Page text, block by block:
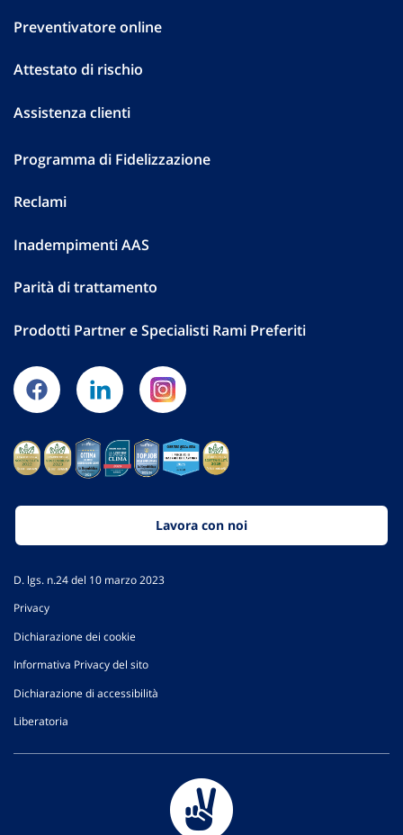
Preventivatore online
Attestato di rischio
Assistenza clienti
Programma di Fidelizzazione
Reclami
Inadempimenti AAS
Parità di trattamento
Prodotti Partner e Specialisti Rami Preferiti
Lavora con noi
D. lgs. n.24 del 10 marzo 2023
Privacy
Dichiarazione dei cookie
Informativa Privacy del sito
Dichiarazione di accessibilità
Liberatoria